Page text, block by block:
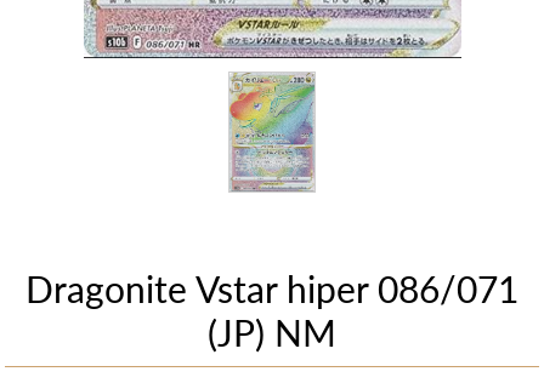
Dragonite Vstar hiper 086/071
(JP) NM